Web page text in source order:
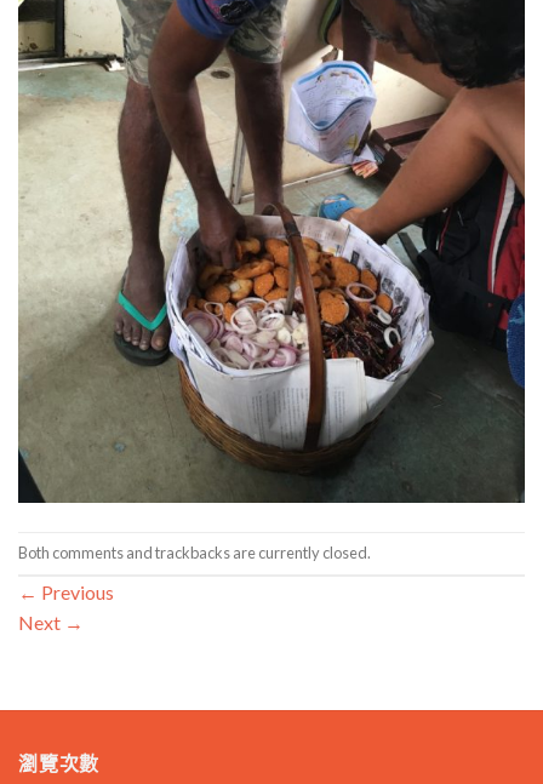
Both comments and trackbacks are currently closed.
← Previous
Next →
瀏覽次數